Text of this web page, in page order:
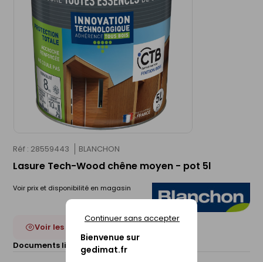
Bienvenue sur
gedimat.fr
Continuer sans accepter
Réf : 28559443 BLANCHON
Lasure Tech-Wood chêne moyen - pot 5l
Voir prix et disponibilité en magasin
Voir les 27 déclinaisons
Documents liés :
Fiche technique